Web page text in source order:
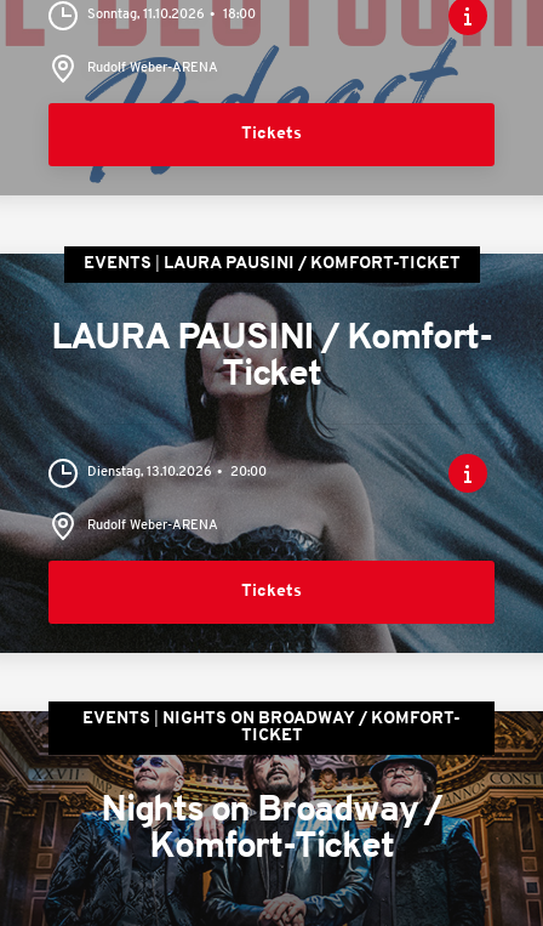
Sonntag, 11.10.2026 18:00
Rudolf Weber-ARENA
Tickets
EVENTS LAURA PAUSINI / KOMFORT-TICKET
LAURA PAUSINI / Komfort-
Ticket
Dienstag, 13.10.2026 20:00
Rudolf Weber-ARENA
Tickets
EVENTS
NIGHTS ON BROADWAY / KOMFORT-
TICKET
Nights on Broadway /
Komfort-Ticket